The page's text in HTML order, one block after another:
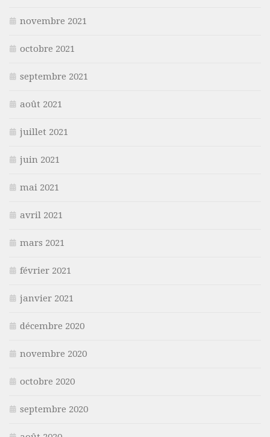
novembre 2021
octobre 2021
septembre 2021
août 2021
juillet 2021
juin 2021
mai 2021
avril 2021
mars 2021
février 2021
janvier 2021
décembre 2020
novembre 2020
octobre 2020
septembre 2020